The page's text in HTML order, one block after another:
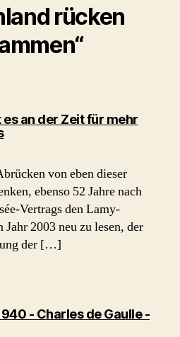
rücken
an der Zeit für mehr
sagt:
von eben dieser
ebenso 52 Jahre nach
Vertrags den Lamy-
Jahr 2003 neu zu lesen, der
der […]
- Charles de Gaulle -